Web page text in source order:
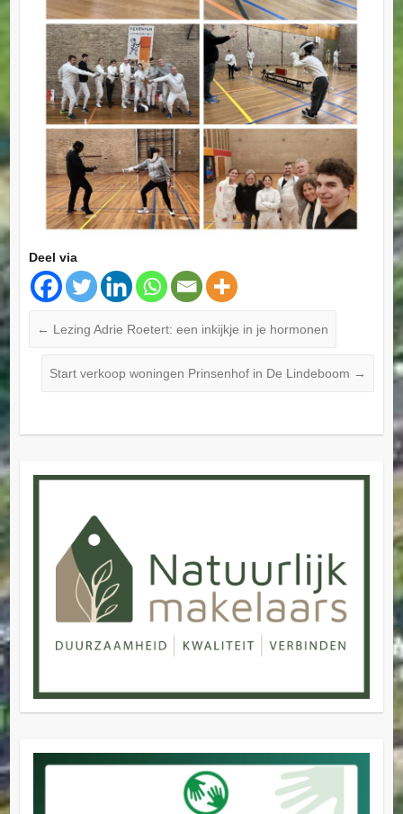
Deel via
← Lezing Adrie Roetert: een inkijkje in je hormonen
Start verkoop woningen Prinsenhof in De Lindeboom →